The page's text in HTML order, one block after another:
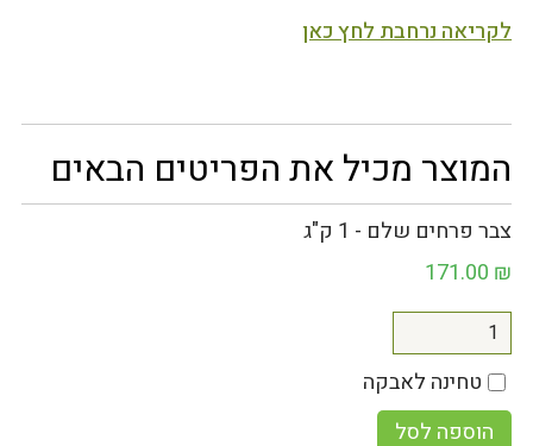
לקריאה נרחבת לחץ כאן
המוצר מכיל את הפריטים הבאים
צבר פרחים שלם - 1 ק"ג
171.00 ₪
טחינה לאבקה
הוספה לסל